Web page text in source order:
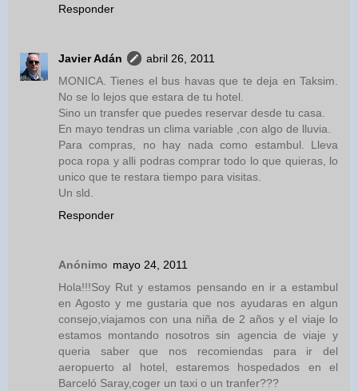
Responder
Javier Adán
abril 26, 2011
MONICA. Tienes el bus havas que te deja en Taksim.
No se lo lejos que estara de tu hotel.
Sino un transfer que puedes reservar desde tu casa.
En mayo tendras un clima variable ,con algo de lluvia.
Para compras, no hay nada como estambul. Lleva
poca ropa y alli podras comprar todo lo que quieras, lo
unico que te restara tiempo para visitas.
Un sld.
Responder
Anónimo mayo 24, 2011
Hola!!!Soy Rut y estamos pensando en ir a estambul
en Agosto y me gustaria que nos ayudaras en algun
consejo,viajamos con una niña de 2 años y el viaje lo
estamos montando nosotros sin agencia de viaje y
queria saber que nos recomiendas para ir del
aeropuerto al hotel, estaremos hospedados en el
Barceló Saray,coger un taxi o un tranfer???